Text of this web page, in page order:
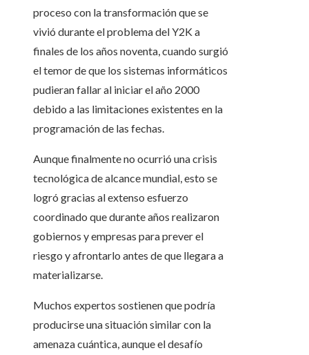
proceso con la transformación que se
vivió durante el problema del Y2K a
finales de los años noventa, cuando surgió
el temor de que los sistemas informáticos
pudieran fallar al iniciar el año 2000
debido a las limitaciones existentes en la
programación de las fechas.
Aunque finalmente no ocurrió una crisis
tecnológica de alcance mundial, esto se
logró gracias al extenso esfuerzo
coordinado que durante años realizaron
gobiernos y empresas para prever el
riesgo y afrontarlo antes de que llegara a
materializarse.
Muchos expertos sostienen que podría
producirse una situación similar con la
amenaza cuántica, aunque el desafío